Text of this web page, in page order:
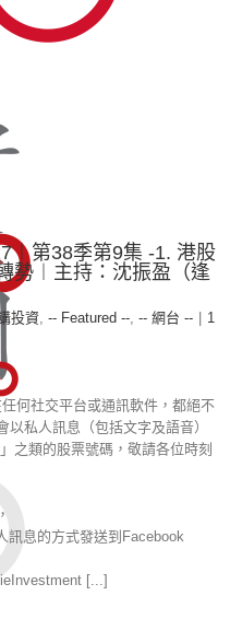
第38季第9集 -1. 港股
勢︱主持：沈振盈（逢
投資, -- Featured --, -- 網台 --
1
何社交平台或通訊軟件，都絕不
私人訊息（包括文字及語音）
之類的股票號碼，敬請各位時刻
訊息的方式發送到Facebook
[...]